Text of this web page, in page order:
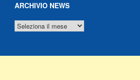
ARCHIVIO NEWS
ARCHIVIO
NEWS